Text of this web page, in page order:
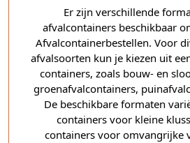
Er zijn verschillende
afvalcontainers beschikbaar
Afvalcontainerbestellen. Voor
afvalsoorten kun je kiezen uit
containers, zoals bouw- en
groenafvalcontainers,
De beschikbare formaten
containers voor kleine
containers voor omvangrijke